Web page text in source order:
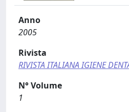
Anno
2005
Rivista
RIVISTA ITALIANA IGIENE
N° Volume
1